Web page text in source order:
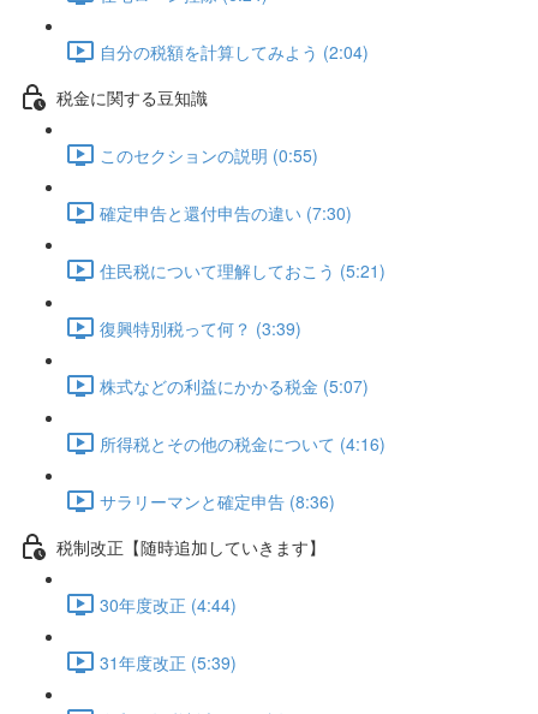
自分の税額を計算してみよう (2:04)
税金に関する豆知識
このセクションの説明 (0:55)
確定申告と還付申告の違い (7:30)
住民税について理解しておこう (5:21)
復興特別税って何？ (3:39)
株式などの利益にかかる税金 (5:07)
所得税とその他の税金について (4:16)
サラリーマンと確定申告 (8:36)
税制改正【随時追加していきます】
30年度改正 (4:44)
31年度改正 (5:39)